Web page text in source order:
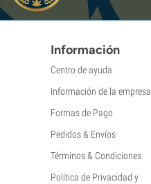
Información
Centro de ayuda
Información de la empresa
Formas de Pago
Pedidos & Envíos
Términos & Condiciones
Política de Privacidad y